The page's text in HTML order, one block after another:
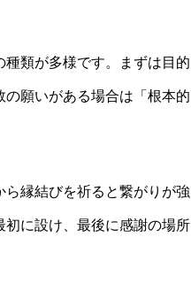
類が多様です。まずは目的
願いがある場合は「根本的
縁結びを祈ると繋がりが強
初に設け、最後に感謝の場所